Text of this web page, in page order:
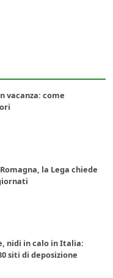
vacanza: come
la Lega chiede
nidi in calo in Italia:
siti di deposizione